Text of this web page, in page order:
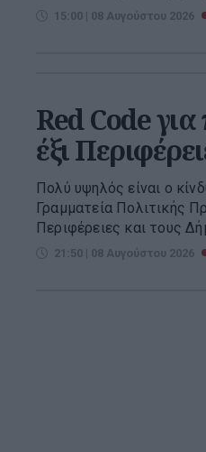
15:00 | 08 Αυγούστου 2026
Red Code
έξι
Πολύ υψηλός είναι ο
Γραμματεία Πολιτικής
Περιφέρειες και τους
21:50 | 08 Αυγούστου 2026